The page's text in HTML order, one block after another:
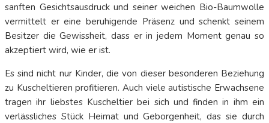
sanften Gesichtsausdruck und seiner weichen Bio-Baumwolle
vermittelt er eine beruhigende Präsenz und schenkt seinem
Besitzer die Gewissheit, dass er in jedem Moment genau so
akzeptiert wird, wie er ist.
Es sind nicht nur Kinder, die von dieser besonderen Beziehung
zu Kuscheltieren profitieren. Auch viele autistische Erwachsene
tragen ihr liebstes Kuscheltier bei sich und finden in ihm ein
verlässliches Stück Heimat und Geborgenheit, das sie durch